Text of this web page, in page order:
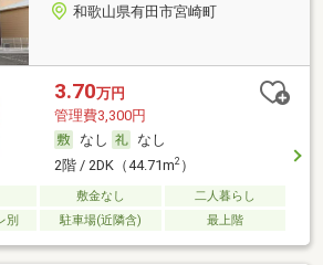
和歌山県有田市宮崎町
3.70万円
管理費3,300円
なし
なし
2階 / 2DK（44.71m2）
敷金なし
二人暮らし
別
駐車場(近隣含) 最上階